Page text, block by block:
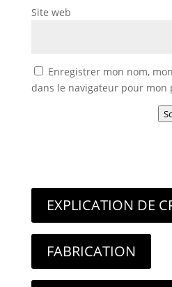
Site web
Enregistrer mon nom,
dans le navigateur pour mon
EXPLICATION DE
FABRICATION